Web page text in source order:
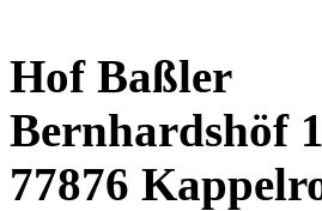
Hof Baßler
Bernhardshöf
77876